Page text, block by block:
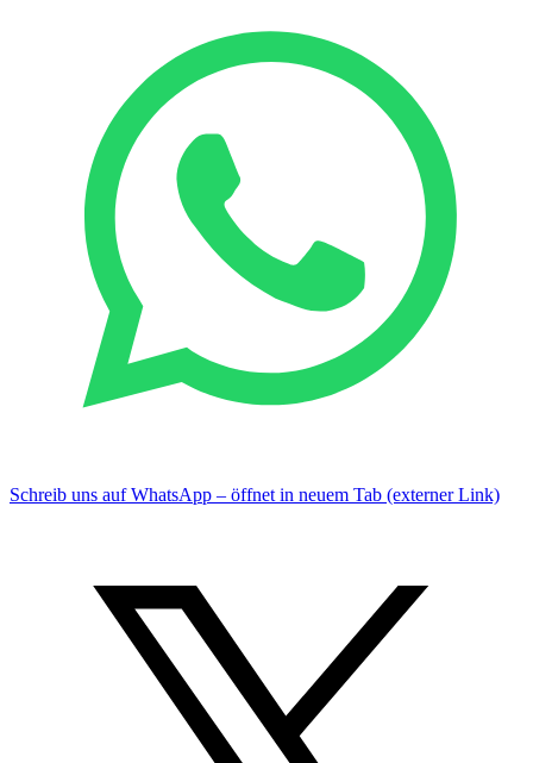
Schreib uns auf WhatsApp – öffnet in neuem Tab (externer Link)